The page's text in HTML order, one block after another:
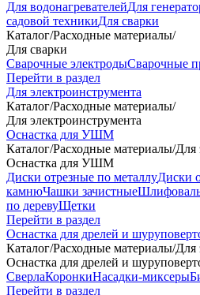
Для водонагревателейДля
садовой техникиДля сварки
Каталог/Расходные материалы/
Для сварки
Сварочные электродыСварочные
Перейти в раздел
Для электроинструмента
Каталог/Расходные материалы/
Для электроинструмента
Оснастка для УШМ
Каталог/Расходные материалы/Для
Оснастка для УШМ
Диски отрезные по металлуДиски
камнюЧашки зачистные
по деревуЩетки
Перейти в раздел
Оснастка для дрелей и
Каталог/Расходные материалы/Для
Оснастка для дрелей и
СверлаКоронкиНасадки-миксеры
Перейти в раздел